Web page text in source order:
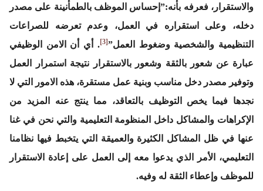
والاستقرار، فعرفه بأنه:”إحساس الموظف بالطمأنينة على مصدر
دخله، وعلى استقراره في العمل، وعدم تعرضه للصراعات
التنظيمية والشخصية وضغوط العمل”[3]
. أي أن الامن الوظيفي
عبارة عن شعور بالثقة وشعور بالاستقرار نتيجة استمرار العمل
وتوفير مصدر دخل مناسب وبنية عمل مستقرة، هذه الامور التي لا
نجدها فيما يخص التوظيف بالتعاقد، مما ينتج عنه المزيد من
الإكراهات والمشاكل داخل المنظومة التعليمية والتي نحن في غنا
عنها في ظل المشاكل الكثيرة والعميقة التي يتخبط فيها نظامنا
التعليمي، الأمر الذي يدعوا معه إلى العمل على إعادة الاستقرار
للموظف وإعطاء الثقة له وفيه.